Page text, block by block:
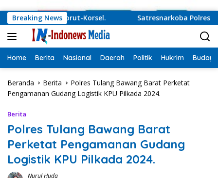
Breaking News
Damai Korut-Korsel. Satresnarkoba Polres
Home Berita Nasional Daerah Politik Hukrim Budaya
Beranda Berita
Polres Tulang Bawang Barat Perketat
Pengamanan Gudang Logistik KPU Pilkada 2024.
Berita
Polres Tulang Bawang Barat
Perketat Pengamanan Gudang
Logistik KPU Pilkada 2024.
Nurul Huda